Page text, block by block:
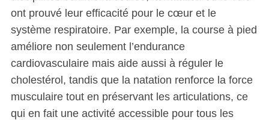
ont prouvé leur efficacité pour le cœur et le
système respiratoire. Par exemple, la course à pied
améliore non seulement l’endurance
cardiovasculaire mais aide aussi à réguler le
cholestérol, tandis que la natation renforce la force
musculaire tout en préservant les articulations, ce
qui en fait une activité accessible pour tous les